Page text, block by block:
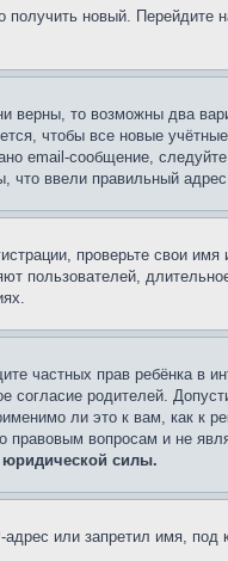
получить новый.
верны, то возможны два
чтобы все новые
email-сообщение,
ввели правильный
проверьте свои
пользователей,
частных прав ребёнка в
родителей.
ли это к вам, как к
вопросам и не
юридической силы.
или запретил имя,